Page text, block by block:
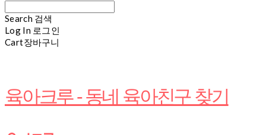
Search 검색
Log In 로그인
Cart장바구니
육아크루 - 동네 육아친구 찾기